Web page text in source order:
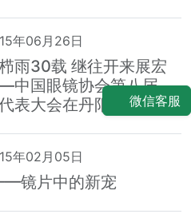
年06月26日
雨30载 继往开来展宏
国眼镜协会第八届
表大会在丹阳召开
年02月05日
镜片中的新宠
微信客服